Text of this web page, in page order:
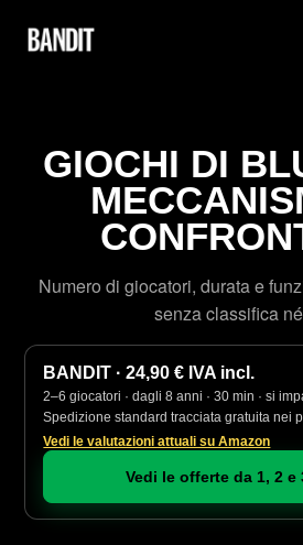
GIOCHI DI
Numero di giocatori, durata e
senza classifica
BANDIT · 24,90 € IVA incl.
2–6 giocatori · dagli 8 anni · 30 min · si
Spedizione standard tracciata gratuita nei
Vedi le valutazioni attuali su Amazon
Vedi le offerte da 1, 2 e